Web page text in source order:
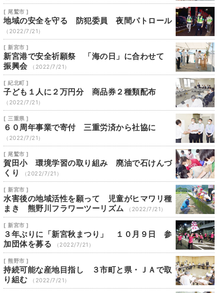
[ 尾鷲市 ]
地域の安全を守る 防犯委員 夜間パトロール
（2022/7/21）
[ 新宮市 ]
新宮港で安全祈願祭 「海の日」に合わせて
振興会
（2022/7/21）
[ 紀北町 ]
子ども１人に２万円分 商品券２種類配布
（2022/7/21）
[ 三重県 ]
６０周年事業で寄付 三重労済から社協に
（2022/7/21）
[ 尾鷲市 ]
賀田小 環境学習の取り組み 廃油で石けんづ
くり
（2022/7/21）
[ 新宮市 ]
水害後の地域活性を願って 児童がヒマワリ種
まき 熊野川フラワーツーリズム
（2022/7/21）
[ 新宮市 ]
３年ぶりに「新宮秋まつり」 １０月９日 参
加団体を募る
（2022/7/21）
[ 熊野市 ]
持続可能な産地目指し ３市町と県・ＪＡで取
り組む
（2022/7/21）